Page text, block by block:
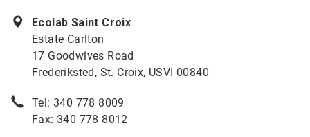
Ecolab Saint Croix
Estate Carlton
17 Goodwives Road
Frederiksted, St. Croix, USVI 00840
Tel: 340 778 8009
Fax: 340 778 8012